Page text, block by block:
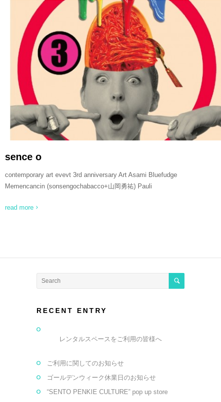
READ MORE
sence o
contemporary art evevt 3rd anniversary Art Asami Bluefudge
Memencancin (sonsengochabacco+山岡勇祐) Pauli
read more
RECENT ENTRY
レンタルスペースをご利用の皆様へ
ご利用に関してのお知らせ
ゴールデンウィーク休業日のお知らせ
“SENTO PENKIE CULTURE” pop up store